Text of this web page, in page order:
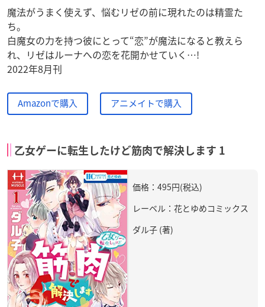
魔法がうまく使えず、悩むリゼの前に現れたのは精霊た
ち。
白魔女の力を持つ彼にとって“恋”が魔法になると教えら
れ、リゼはルーナへの恋を花開かせていく…!
2022年8月刊
Amazonで購入 アニメイトで購入
乙女ゲーに転生したけど筋肉で解決します 1
価格：495円(税込)
レーベル：花とゆめコミックス
ダル子 (著)